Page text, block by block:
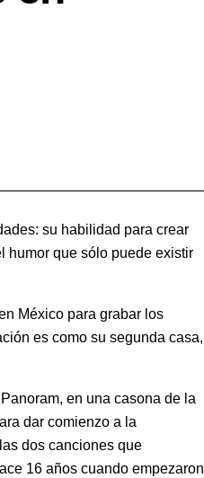
su habilidad para crear
humor que sólo puede existir
México para grabar los
es como su segunda casa,
en una casona de la
dar comienzo a la
dos canciones que
16 años cuando empezaron